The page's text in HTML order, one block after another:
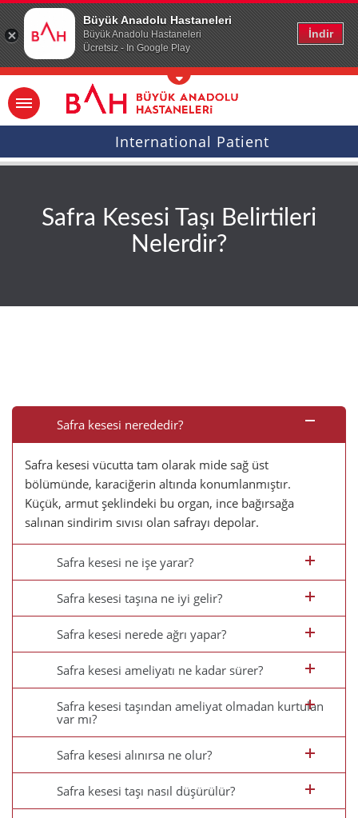
Büyük Anadolu Hastaneleri
Büyük Anadolu Hastaneleri
Ücretsiz - In Google Play
İndir
Ana icerige atla
International Patient
Safra Kesesi Taşı Belirtileri
Nelerdir?
Safra kesesi nerededir?
Safra kesesi vücutta tam olarak mide sağ üst
bölümünde, karaciğerin altında konumlanmıştır.
Küçük, armut şeklindeki bu organ, ince bağırsağa
salınan sindirim sıvısı olan safrayı depolar.
Safra kesesi ne işe yarar?
Safra kesesi taşına ne iyi gelir?
Safra kesesi nerede ağrı yapar?
Safra kesesi ameliyatı ne kadar sürer?
Safra kesesi taşından ameliyat olmadan kurtulan
var mı?
Safra kesesi alınırsa ne olur?
Safra kesesi taşı nasıl düşürülür?